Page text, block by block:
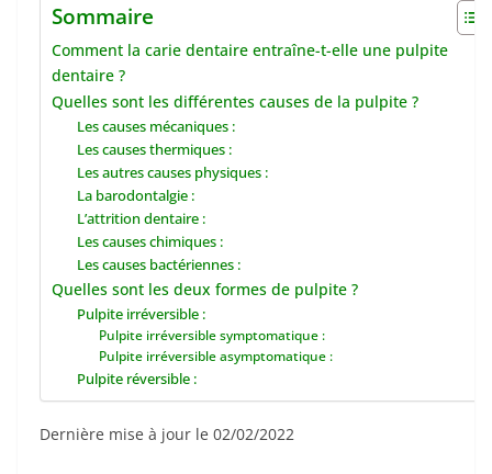
Sommaire
Comment la carie dentaire entraîne-t-elle une pulpite
dentaire ?
Quelles sont les différentes causes de la pulpite ?
Les causes mécaniques :
Les causes thermiques :
Les autres causes physiques :
La barodontalgie :
L’attrition dentaire :
Les causes chimiques :
Les causes bactériennes :
Quelles sont les deux formes de pulpite ?
Pulpite irréversible :
Pulpite irréversible symptomatique :
Pulpite irréversible asymptomatique :
Pulpite réversible :
Dernière mise à jour le 02/02/2022